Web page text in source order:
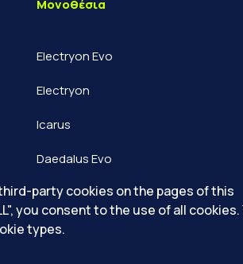
Μονοθέσια
Electryon Evo
Electryon
Icarus
Daedalus Evo
Daedalus
party cookies on the pages of this
you consent to the use of all cookies.
types.